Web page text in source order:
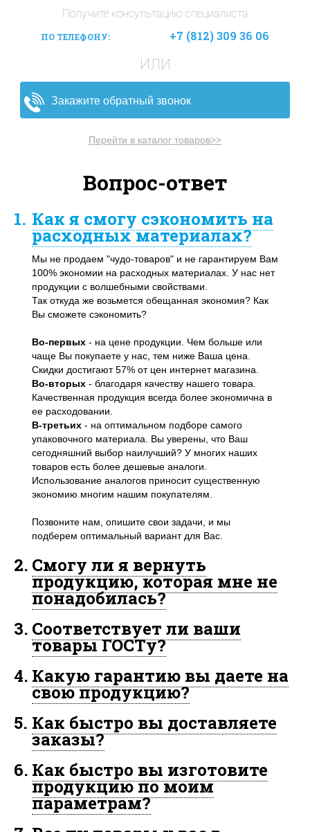
Получите консультацию специалиста
ПО ТЕЛЕФОНУ: +7 (812) 309 36 06
ИЛИ
Закажите обратный звонок
Перейти в каталог товаров>>
Вопрос-ответ
1. Как я смогу сэкономить на
расходных материалах?
Мы не продаем "чудо-товаров" и не гарантируем Вам
100% экономии на расходных материалах. У нас нет
продукции с волшебными свойствами.
Так откуда же возьмется обещанная экономия? Как
Вы сможете сэкономить?
Во-первых - на цене продукции. Чем больше или
чаще Вы покупаете у нас, тем ниже Ваша цена.
Скидки достигают 57% от цен интернет магазина.
Во-вторых - благодаря качеству нашего товара.
Качественная продукция всегда более экономична в
ее расходовании.
В-третьих - на оптимальном подборе самого
упаковочного материала. Вы уверены, что Ваш
сегодняшний выбор наилучший? У многих наших
товаров есть более дешевые аналоги.
Использование аналогов приносит существенную
экономию многим нашим покупателям.
Позвоните нам, опишите свои задачи, и мы
подберем оптимальный вариант для Вас.
2. Смогу ли я вернуть
продукцию, которая мне не
понадобилась?
3. Соответствует ли ваши
товары ГОСТу?
4. Какую гарантию вы даете на
свою продукцию?
5. Как быстро вы доставляете
заказы?
6. Как быстро вы изготовите
продукцию по моим
параметрам?